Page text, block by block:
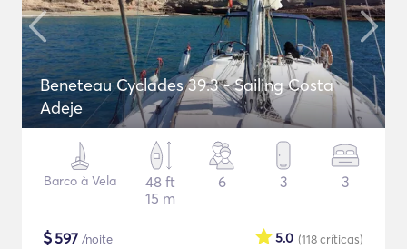
Beneteau Cyclades 39.3 - Sailing Costa
Adeje
Barco à Vela
48 ft
15 m
6 3 3
$597 /noite (118críticas)
5.0